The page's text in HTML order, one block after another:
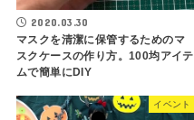
2020.03.30
マスクを清潔に保管するためのマ
スクケースの作り方。100均アイテ
ムで簡単にDIY
イベント